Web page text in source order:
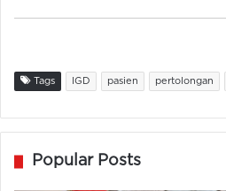
Tags IGD pasien pertolongan
Popular Posts